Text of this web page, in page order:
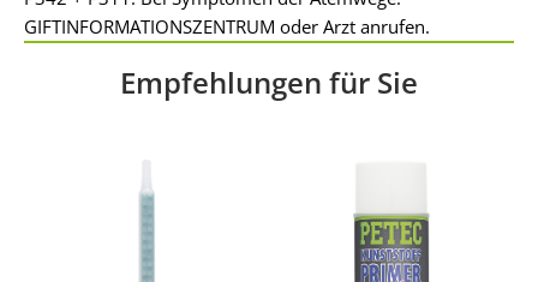
GIFTINFORMATIONSZENTRUM oder Arzt anrufen.
Empfehlungen für Sie